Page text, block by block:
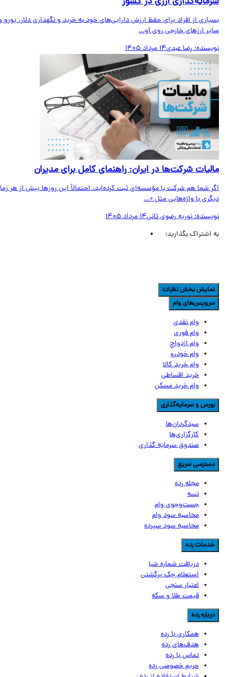
از افراد برای حفظ ارزش دارایی‌های خود به خرید و نگهداری دلار، یورو و
ارزهای خارجی روی آو...
رضا عبدی14 مرداد 1405
شرکت‌ها در ایران: راهنمای کامل برای مدیران
شما هم شرکت یا مؤسسه‌ای ثبت کرده‌اید، احتمالاً این روزها بیش از هر زمان
با واژه‌هایی مثل «...
نوریه رضوی ثانی14 مرداد 1405
اشتراک بگذارید:
بخش نظرات
وام
وام نقدی
وام فوری
وام ازدواج
وام خودرو
وام خرید کالا
خرید اقساطی
وام خرید مسکن
و سرمایه‌گذاری
سبدگردان‌ها
کارگزاری‌ها
صندوق سرمایه گذاری
سریع
مجله رده
تسه
جست‌وجوی وام
محاسبه سود وام
محاسبه سود سپرده
رده
دریافت شماره شبا
استعلام چک برگشتی
اعتبار سنجی
قیمت طلا و سکه
رده
همکاری با رده
هدف‌های رده
تماس‌ با‌ رده
حریم خصوصی رده